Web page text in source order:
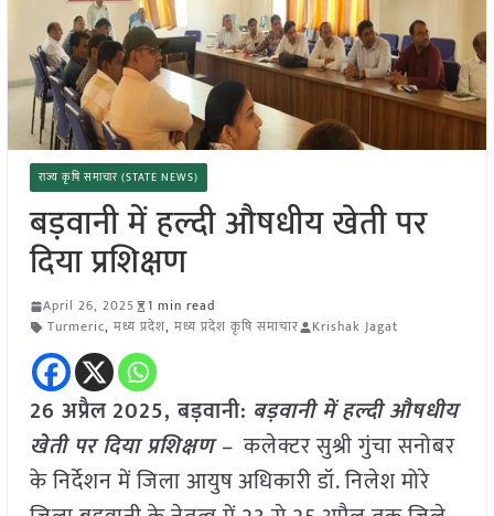
राज्य कृषि समाचार (STATE NEWS)
बड़वानी में हल्दी औषधीय खेती पर
दिया प्रशिक्षण
April 26, 2025
1 min read
Turmeric, मध्य प्रदेश, मध्य प्रदेश कृषि समाचार Krishak Jagat
26 अप्रैल2025,बड़वानी: बड़वानी में हल्दी औषधीय
खेती पर दिया प्रशिक्षण –कलेक्टर सुश्री गुंचा सनोबर
के निर्देशन में जिला आयुष अधिकारी डॉ. निलेश मोरे